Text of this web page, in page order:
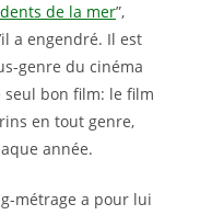
de la mer”,
a engendré. Il est
genre du cinéma
bon film: le film
en tout genre,
année.
métrage a pour lui